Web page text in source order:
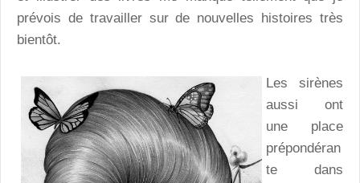
prévois de travailler sur de nouvelles histoires très
bientôt.
Les sirènes
aussi ont
une place
prépondéran
te dans